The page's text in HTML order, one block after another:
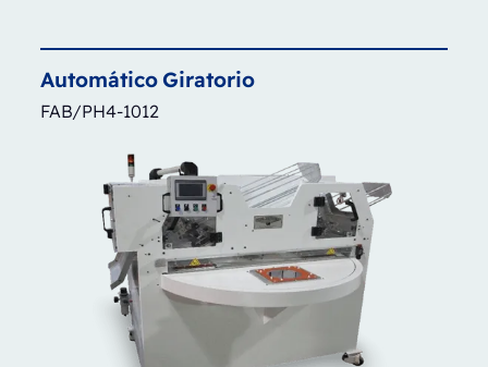
AutomáticoGiratorio
FAB/PH4-1012